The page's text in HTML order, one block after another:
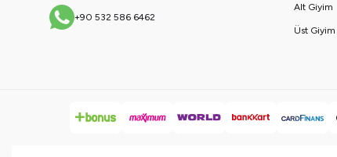
+90 532 586 6462
Alt Giyim
Üst Giyim